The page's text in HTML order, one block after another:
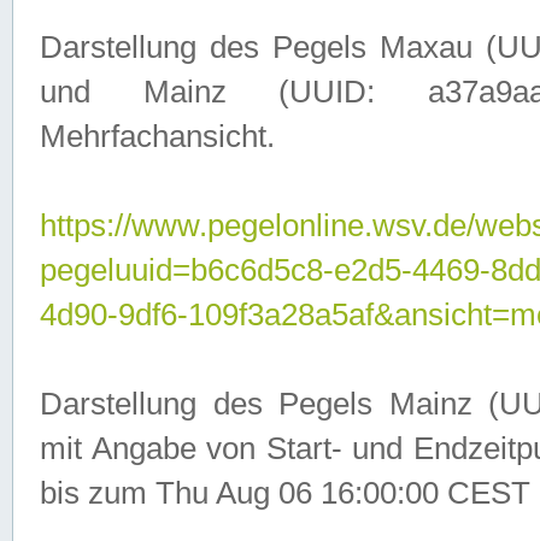
Darstellung des Pegels Maxau
und Mainz (UUID:
Mehrfachansicht.
https://www.pegelonline.wsv.de/
pegeluuid=b6c6d5c8-e2d5-4469-
4d90-9df6-
Darstellung des Pegels Mainz
mit Angabe von Start- und
bis zum Thu Aug 06 16:00:00 CEST